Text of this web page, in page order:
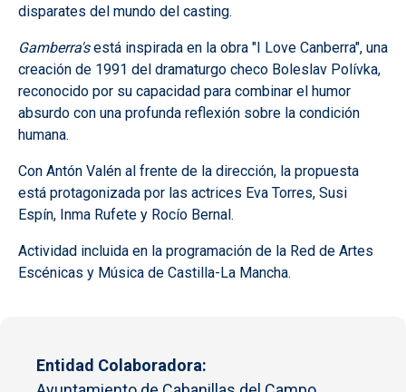
disparates del mundo del casting.
Gamberra'sestá inspirada en la obra "I Love Canberra", una
creación de 1991 del dramaturgo checo Boleslav Polívka,
reconocido por su capacidad para combinar el humor
absurdo con una profunda reflexión sobre la condición
humana.
Con Antón Valén al frente de la dirección, la propuesta
está protagonizada por las actrices Eva Torres, Susi
Espín, Inma Rufete y Rocío Bernal.
Actividad incluida en la programación de la Red de Artes
Escénicas y Música de Castilla-La Mancha.
Entidad Colaboradora